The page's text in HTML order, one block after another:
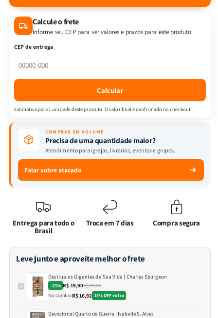
Destrua
os
Gigantes
Vida
Destrua
os
Gigantes
Calcule o frete
Informe seu CEP para ver valores e prazos para este produto.
CEP de entrega
Calcular
Estimativa para 1 unidade deste produto. O valor final é confirmado no checkout.
COMPRAS EM VOLUME
Precisa de uma quantidade maior?
Atendimento para igrejas, livrarias, eventos e grupos.
Falar sobre atacado
Entrega para todo o
Brasil
Troca em 7 dias Compra segura
Leve junto e aproveite melhor o frete
Destrua os Gigantes da Sua Vida | Charles Spurgeon
-33% R$ 19,90R$ 29,90
No combo:R$ 16,92 15% OFF extra
Devocional Quarto de Guerra | Isabelle S. Alves